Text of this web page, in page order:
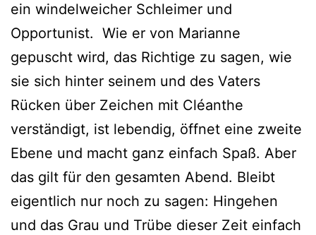
ein windelweicher Schleimer und
Opportunist. Wie er von Marianne
gepuscht wird, das Richtige zu sagen, wie
sie sich hinter seinem und des Vaters
Rücken über Zeichen mit Cléanthe
verständigt, ist lebendig, öffnet eine zweite
Ebene und macht ganz einfach Spaß. Aber
das gilt für den gesamten Abend. Bleibt
eigentlich nur noch zu sagen: Hingehen
und das Grau und Trübe dieser Zeit einfach